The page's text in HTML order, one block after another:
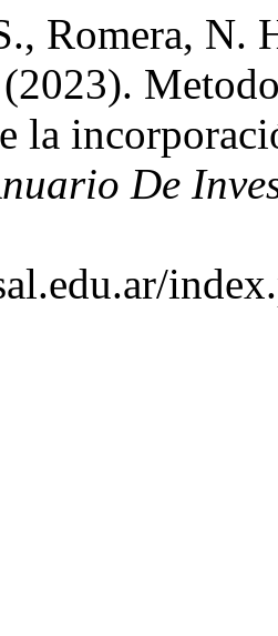
Romera, N.
la
De